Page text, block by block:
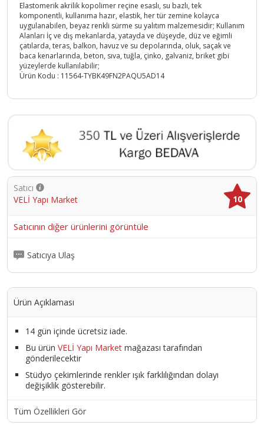
Elastomerik akrilik kopolimer reçine esaslı, su bazlı, tek
komponentli, kullanıma hazır, elastik, her tür zemine kolayca
uygulanabilen, beyaz renkli sürme su yalıtım malzemesidir; Kullanım
Alanları İç ve dış mekanlarda, yatayda ve düşeyde, düz ve eğimli
çatılarda, teras, balkon, havuz ve su depolarında, oluk, saçak ve
baca kenarlarında, beton, sıva, tuğla, çinko, galvaniz, briket gibi
yüzeylerde kullanılabilir;
Ürün Kodu : 11564-TYBK49FN2PAQU5AD14
Satıcı
VELİ Yapı Market
10
Satıcının diğer ürünlerini görüntüle
Satıcıya Ulaş
Ürün Açıklaması
14 gün içinde ücretsiz iade.
Bu ürün VELİ Yapı Market mağazası tarafından
gönderilecektir
Stüdyo çekimlerinde renkler ışık farklılığından dolayı
değişiklik gösterebilir.
Tüm Özellikleri Gör